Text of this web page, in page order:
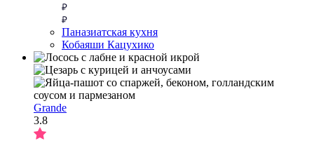
Паназиатская кухня
Кобаяши Кацухико
Grande
3.8